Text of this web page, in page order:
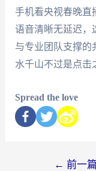
手机看央视春晚直
语音清晰无延迟，
与专业团队支撑的
水千山不过是点击
Spread the love
← 前一